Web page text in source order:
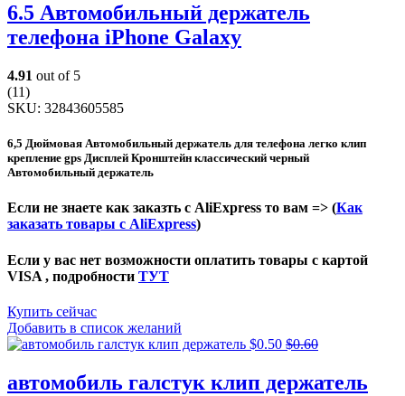
6.5 Автомобильный держатель
телефона iPhone Galaxy
4.91 out of 5
(11)
SKU: 32843605585
6,5 Дюймовая Автомобильный держатель для телефона легко клип
крепление gps Дисплей Кронштейн классический черный
Автомобильный держатель
Если не знаете как заказть с AliExpress то вам => (Как
заказать товары с AliExpress)
Если у вас нет возможности оплатить товары с картой
VISA , подробности ТУТ
Купить сейчас
Добавить в список желаний
$0.50 $0.60
автомобиль галстук клип держатель